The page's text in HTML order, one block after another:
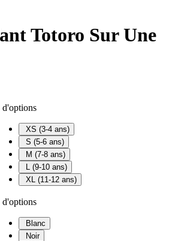
Totoro Sur Une
d'options
XS (3-4 ans)
S (5-6 ans)
M (7-8 ans)
L (9-10 ans)
XL (11-12 ans)
d'options
Blanc
Noir